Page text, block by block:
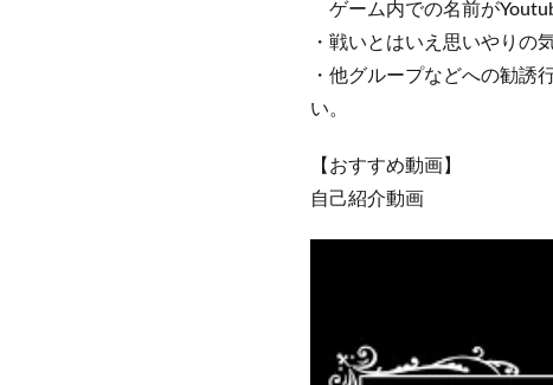
ゲーム内での名前が
・戦いとはいえ思いやりの
・他グループなどへの勧誘
い。
【おすすめ動画】
自己紹介動画